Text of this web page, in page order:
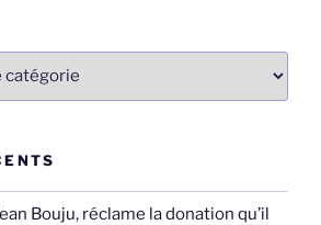
Bouju, réclame la donation qu’il